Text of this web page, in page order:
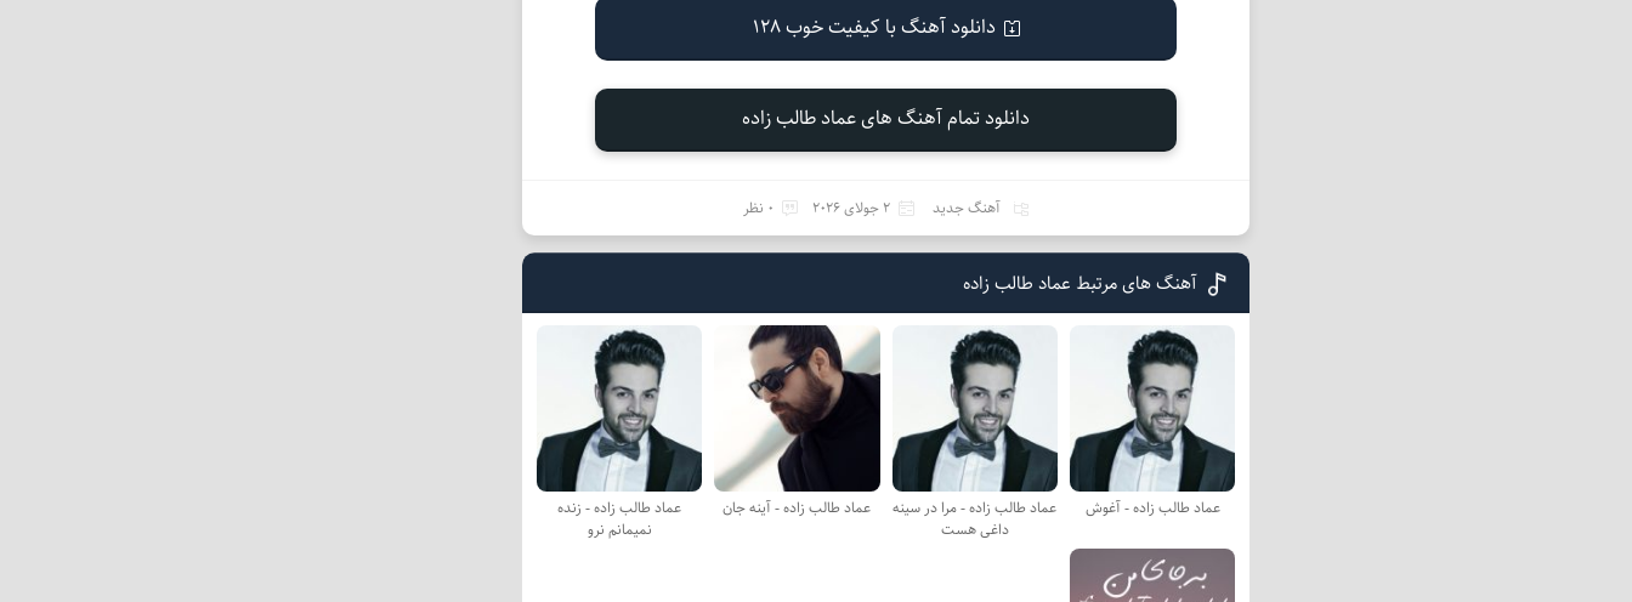
دانلود آهنگ با کیفیت خوب 128
دانلود تمام آهنگ های عماد طالب زاده
آهنگ جدید 2 جولای 2026 0 نظر
آهنگ های مرتبط عماد طالب زاده
عماد طالب زاده - آغوش
عماد طالب زاده - مرا در سینه
داغی هست
عماد طالب زاده - آینه جان
عماد طالب زاده - زنده
نمیمانم نرو